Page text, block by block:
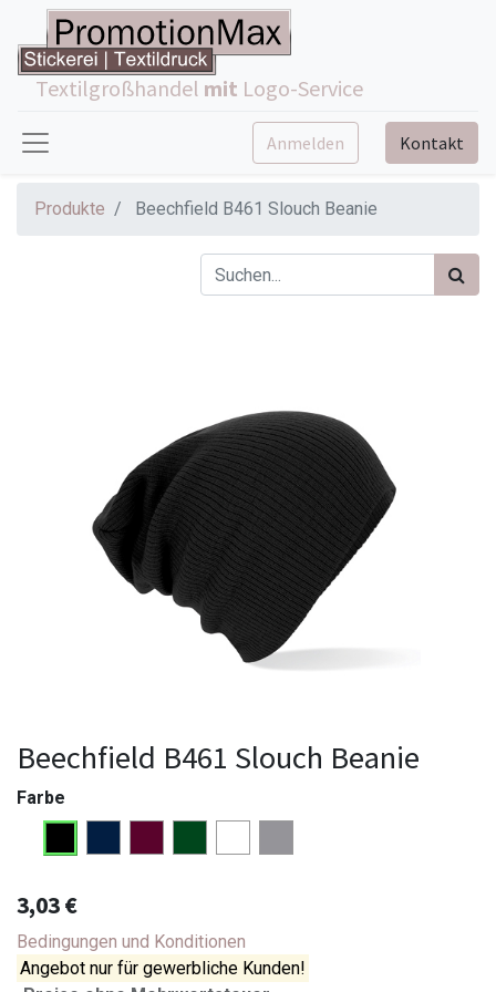
Textilgroßhandel mit Logo-Service
Anmelden Kontakt
Produkte Beechfield B461 Slouch Beanie
Beechfield B461 Slouch Beanie
Farbe
3,03€
Bedingungen und Konditionen
Angebot nur für gewerbliche Kunden!